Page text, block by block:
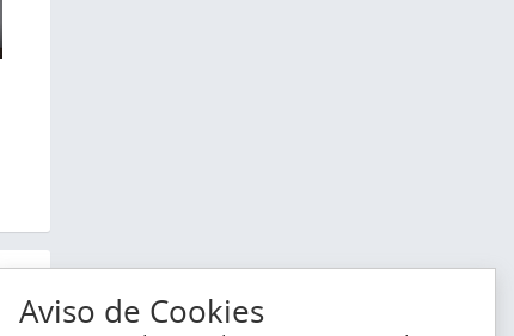
Aviso de Cookies